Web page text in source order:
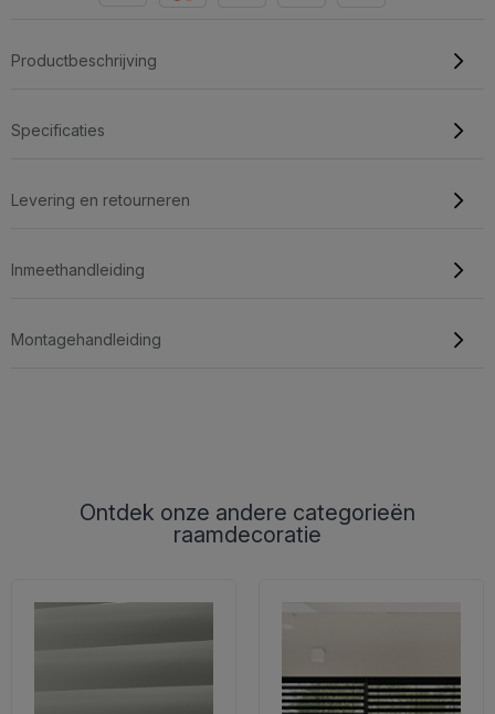
Productbeschrijving
Specificaties
Levering en retourneren
Inmeethandleiding
Montagehandleiding
Ontdek onze andere categorieën
raamdecoratie